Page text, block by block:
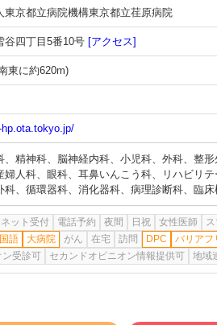
東京都立病院機構東京都立荏原病院
谷四丁目5番10号 [アクセス]
東に約620m)
hp.ota.tokyo.jp/
、 精神科、 脳神経内科、 小児科、 外科、 整形
婦人科、 眼科、 耳鼻いんこう科、 リハビリ
科、 循環器科、 消化器科、 病理診断科、 臨床
ネット受付 電話予約 夜間 日祝 女性医師
語 大病院 がん 在宅 訪問 DPC バリアフ
ン受診可
セカンドオピニオン情報提供可 地域